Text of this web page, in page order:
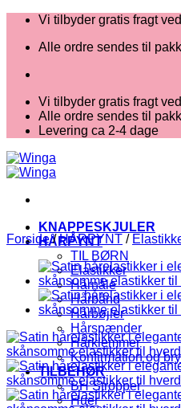
Fortsæt
indhold
Vi tilbyder gratis fragt
Alle ordre sendes til
Vi tilbyder gratis fragt
Alle ordre sendes til
Levering ca 2-4 dage
KNAPPESKJULER
HÅRPYNT
TIL BØRN
Elastikker
Hårnåle
Hårbånd
Hårbøjler
Hårspænder
Hårklemmer
Konfirmation og
TILBEHØR
BH Stropper
Huer
Forside / HÅRPYNT /